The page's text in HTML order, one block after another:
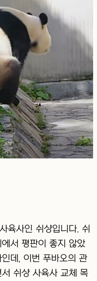
육사인 쉬샹입니다. 쉬
서 평판이 좋지 않았
데, 이번 푸바오의 관
쉬샹 사육사 교체 목